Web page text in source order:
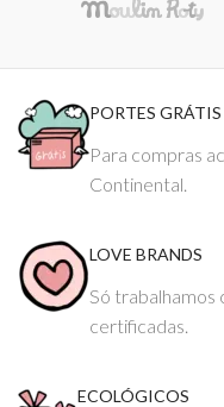
PORTES GRÁTIS
Para compras
Continental.
LOVE BRANDS
Só trabalhamos
certificadas.
ECOLÓGICOS